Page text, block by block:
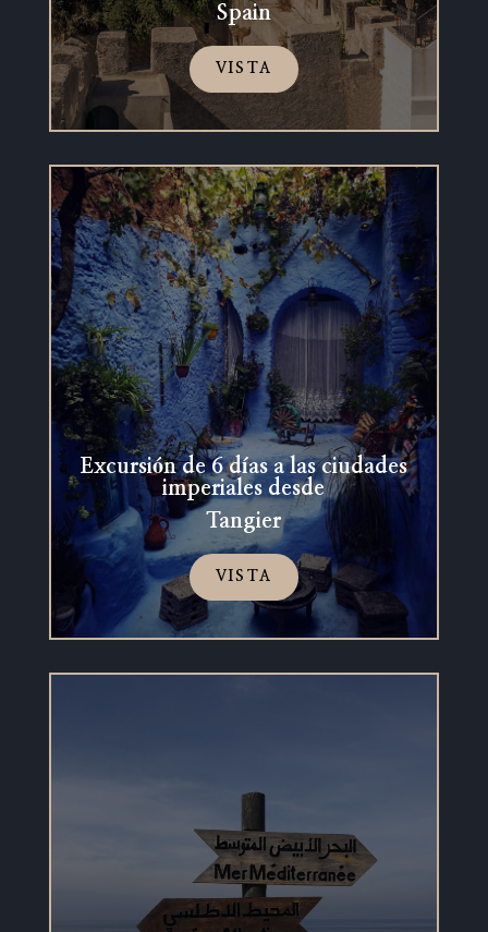
Spain
VISTA
Excursión de 6 días a las ciudades
imperiales desde
Tangier
VISTA